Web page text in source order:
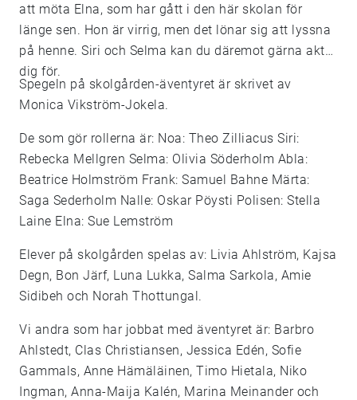
att möta Elna, som har gått i den här skolan för
länge sen. Hon är virrig, men det lönar sig att lyssna
på henne. Siri och Selma kan du däremot gärna akta
dig för.
Spegeln på skolgården-äventyret är skrivet av
Monica Vikström-Jokela.
De som gör rollerna är: Noa: Theo Zilliacus Siri:
Rebecka Mellgren Selma: Olivia Söderholm Abla:
Beatrice Holmström Frank: Samuel Bahne Märta:
Saga Sederholm Nalle: Oskar Pöysti Polisen: Stella
Laine Elna: Sue Lemström
Elever på skolgården spelas av: Livia Ahlström, Kajsa
Degn, Bon Järf, Luna Lukka, Salma Sarkola, Amie
Sidibeh och Norah Thottungal.
Vi andra som har jobbat med äventyret är: Barbro
Ahlstedt, Clas Christiansen, Jessica Edén, Sofie
Gammals, Anne Hämäläinen, Timo Hietala, Niko
Ingman, Anna-Maija Kalén, Marina Meinander och